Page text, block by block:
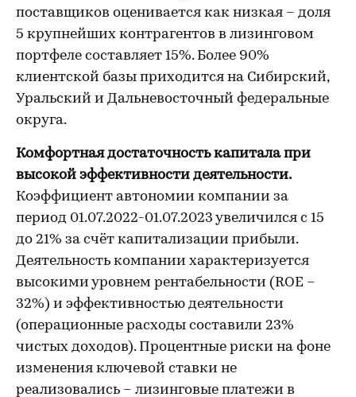
поставщиков оценивается как низкая – доля
5 крупнейших контрагентов в лизинговом
портфеле составляет 15%. Более 90%
клиентской базы приходится на Сибирский,
Уральский и Дальневосточный федеральные
округа.
Комфортная достаточность капитала при
высокой эффективности деятельности.
Коэффициент автономии компании за
период 01.07.2022-01.07.2023 увеличился с 15
до 21% за счёт капитализации прибыли.
Деятельность компании характеризуется
высокими уровнем рентабельности (ROE –
32%) и эффективностью деятельности
(операционные расходы составили 23%
чистых доходов). Процентные риски на фоне
изменения ключевой ставки не
реализовались – лизинговые платежи в